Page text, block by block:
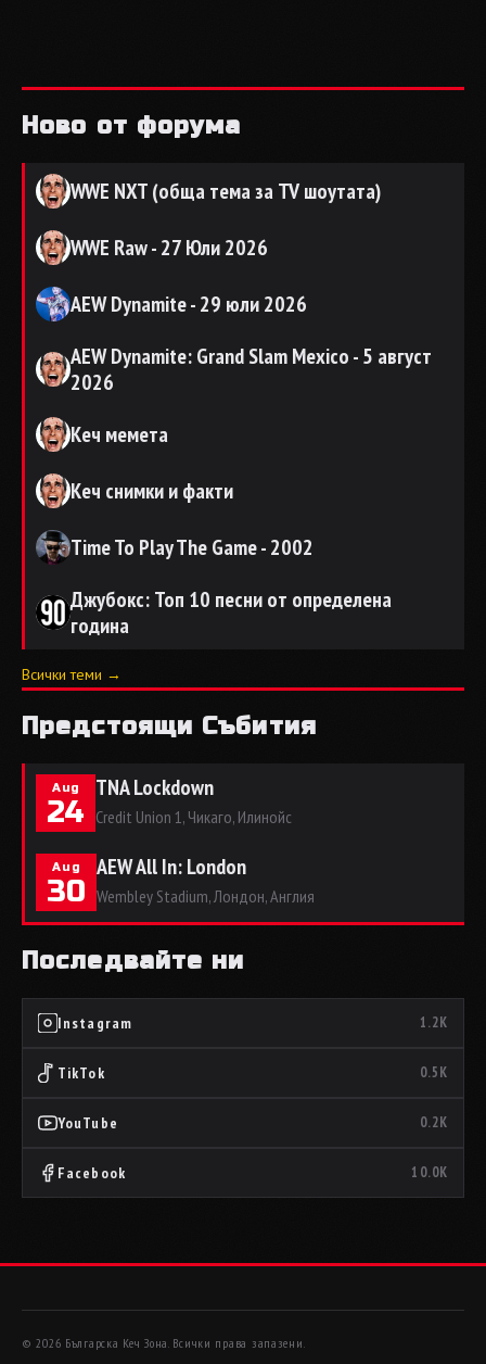
Ново от форума
WWE NXT (обща тема за TV шоутата)
WWE Raw - 27 Юли 2026
AEW Dynamite - 29 юли 2026
AEW Dynamite: Grand Slam Mexico - 5 август
2026
Кеч мемета
Кеч снимки и факти
Time To Play The Game - 2002
Джубокс: Топ 10 песни от определена
година
Всички теми →
Предстоящи Събития
Aug
24
TNA Lockdown
Credit Union 1, Чикаго, Илинойс
Aug
30
AEW All In: London
Wembley Stadium, Лондон, Англия
Последвайте ни
Instagram 1.2K
TikTok 0.5K
YouTube 0.2K
Facebook 10.0K
© 2026 Българска Кеч Зона. Всички права запазени.